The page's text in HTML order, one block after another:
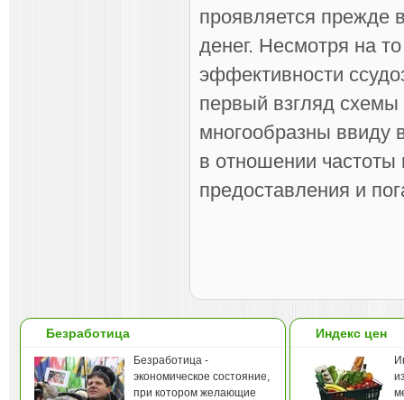
проявляется прежде
денег. Несмотря на
эффективности
первый взгляд схемы
многообразны ввиду
в отношении частоты
предоставления и
Безработица
Безработица -
экономическое состояние,
при котором желающие
Индекс цен